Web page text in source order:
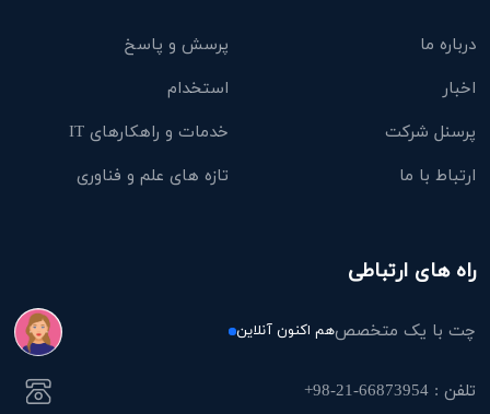
درباره ما
پرسش و پاسخ
اخبار
استخدام
پرسنل شرکت
خدمات و راهکارهای IT
ارتباط با ما
تازه های علم و فناوری
راه های ارتباطی
چت با یک متخصصهم اکنون آنلاین
تلفن : 66873954-21-98+